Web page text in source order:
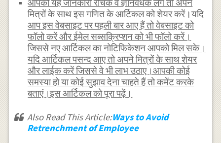
आपको यह जानकारी रोचक व ज्ञानवर्धक लगे तो अपने
मित्रों के साथ इस गणित के आर्टिकल को शेयर करें।यदि
आप इस वेबसाइट पर पहली बार आए हैं तो वेबसाइट को
फॉलो करें और ईमेल सब्सक्रिप्शन को भी फॉलो करें।
जिससे नए आर्टिकल का नोटिफिकेशन आपको मिल सके।
यदि आर्टिकल पसन्द आए तो अपने मित्रों के साथ शेयर
और लाईक करें जिससे वे भी लाभ उठाए।आपकी कोई
समस्या हो या कोई सुझाव देना चाहते हैं तो कमेंट करके
बताएं।इस आर्टिकल को पूरा पढ़ें।
Also Read This Article:Ways to Avoid
Retrenchment of Employee